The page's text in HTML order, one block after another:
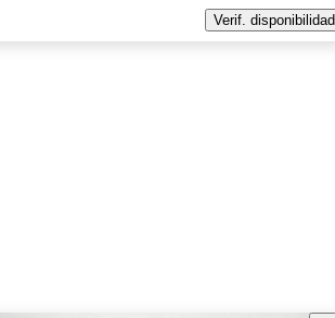
Verif. disponibilidad